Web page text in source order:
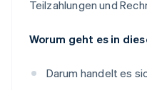
Teilzahlungen und
Worum geht es in
Darum handelt es